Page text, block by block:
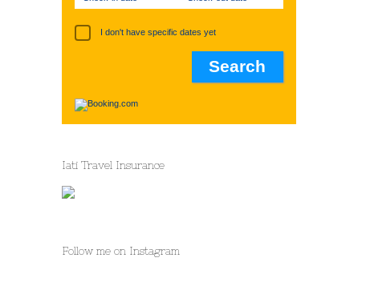
I don't have specific dates yet
Iati Travel Insurance
Follow me on Instagram